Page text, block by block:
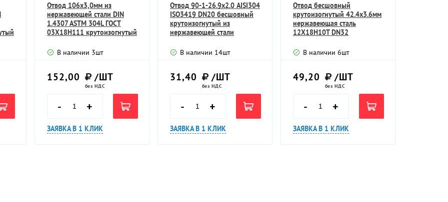
Отвод 106х3,0мм из
нержавеющей стали DIN
1.4307 ASTM 304L ГОСТ
03Х18Н111 крутоизогнутый
В наличии 3шт
152,00 /ШТ
без НДС
- +
ЗАЯВКА В 1 КЛИК
Отвод 90-1-26.9х2.0 AISI304
ISO3419 DN20 бесшовный
крутоизогнутый из
нержавеющей стали
В наличии 14шт
31,40 /ШТ
без НДС
- +
ЗАЯВКА В 1 КЛИК
Отвод бесшовный
крутоизогнутый 42.4х3.6мм
нержавеющая сталь
12Х18Н10Т DN32
В наличии 6шт
49,20 /ШТ
без НДС
- +
ЗАЯВКА В 1 КЛИК